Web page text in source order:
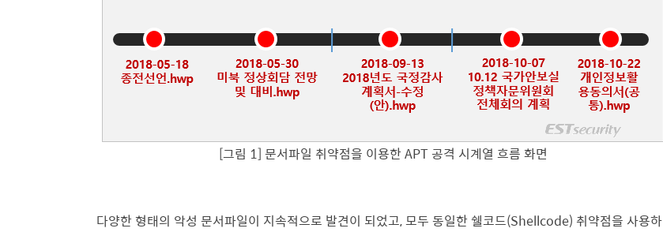
[그림 1] 문서파일 취약점을 이용한 APT 공격 시계열 흐름 화면
다양한 형태의 악성 문서파일이 지속적으로 발견이 되었고, 모두 동일한 쉘코드(Shellcode) 취약점을 사용하